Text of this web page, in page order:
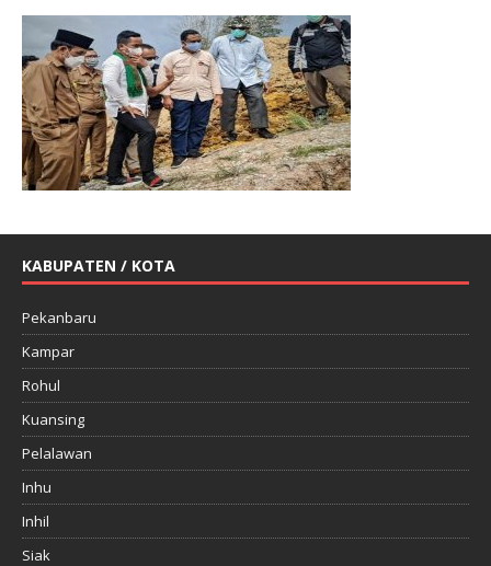
KABUPATEN / KOTA
Pekanbaru
Kampar
Rohul
Kuansing
Pelalawan
Inhu
Inhil
Siak